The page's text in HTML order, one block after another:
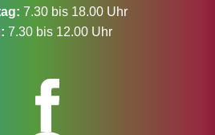
7.30 bis 18.00 Uhr
7.30 bis 12.00 Uhr